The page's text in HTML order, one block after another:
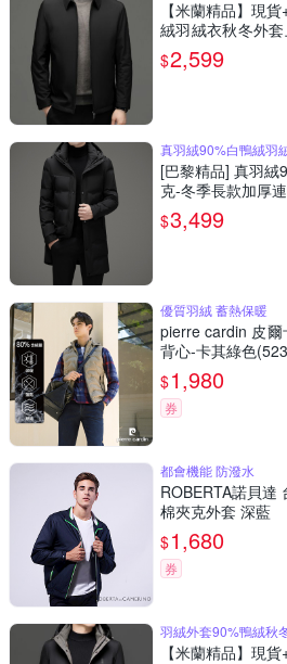
【米蘭精品】現
絨羽絨衣秋冬外
拉鍊5色74mt111
$2,599
真羽絨90%白鴨絨羽
[巴黎精品] 真羽絨
克-冬季長款加厚
$3,499
優質羽絨 蓄熱保暖
pierre cardin 皮
背心-卡其綠色
$1,980
券
都會機能 防潑水
ROBERTA諾貝達
棉夾克外套 深藍
$1,680
券
羽絨外套90%鴨絨秋
【米蘭精品】現